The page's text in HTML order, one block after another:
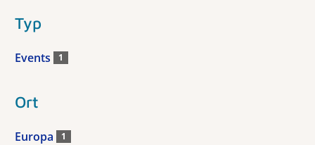
Typ
Events 1
Ort
Europa 1